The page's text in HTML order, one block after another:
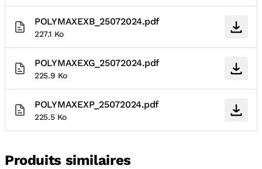
POLYMAXEXB_25072024.pdf
227.1 Ko
POLYMAXEXG_25072024.pdf
225.9 Ko
POLYMAXEXP_25072024.pdf
225.5 Ko
Produits similaires